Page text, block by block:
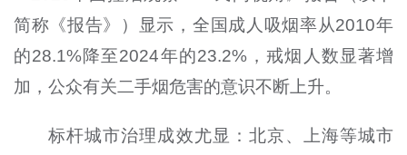
简称《报告》）显示，全国成人吸烟率从2010年
的28.1%降至2024年的23.2%，戒烟人数显著增
加，公众有关二手烟危害的意识不断上升。
标杆城市治理成效尤显：北京、上海等城市